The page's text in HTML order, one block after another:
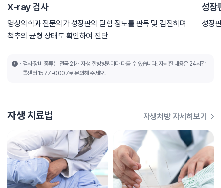
X-ray 검사
영상의학과 전문의가 성장판의 닫힘 정도를 판독 및 검진하며
척추의 균형 상태도 확인하여 진단
성장
성장
검사 장비 종류는 전국 21개 자생 한방병원마다 다를 수 있습니다. 자세한 내용은 24시간
콜센터 1577-0007로 문의해 주세요.
자생 치료법 자생처방 자세히보기